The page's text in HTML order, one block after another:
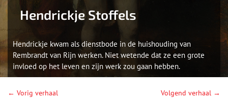
Hendrickje Stoffels
Hendrickje kwam als dienstbode in de huishouding van
Rembrandt van Rijn werken. Niet wetende dat ze een grote
invloed op het leven en zijn werk zou gaan hebben.
← Vorig verhaal Volgend verhaal →